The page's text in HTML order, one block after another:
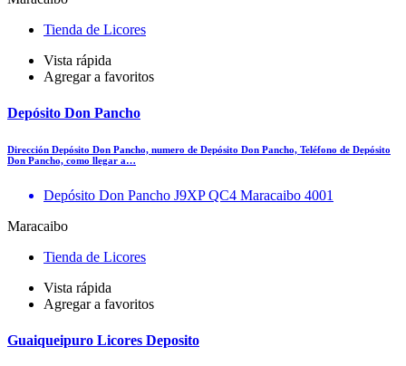
Tienda de Licores
Vista rápida
Agregar a favoritos
Depósito Don Pancho
Dirección Depósito Don Pancho, numero de Depósito Don Pancho, Teléfono de Depósito
Don Pancho, como llegar a…
Depósito Don Pancho J9XP QC4 Maracaibo 4001
Maracaibo
Tienda de Licores
Vista rápida
Agregar a favoritos
Guaiqueipuro Licores Deposito